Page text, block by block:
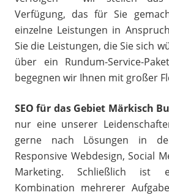
Verfügung, das für Sie
einzelne Leistungen in
Sie die Leistungen, die Sie sich
über ein Rundum-Service-
begegnen wir Ihnen mit großer
SEO für das Gebiet Märkisch
nur eine unserer
gerne nach Lösungen in
Responsive Webdesign, Social
Marketing. Schließlich ist
Kombination mehrerer